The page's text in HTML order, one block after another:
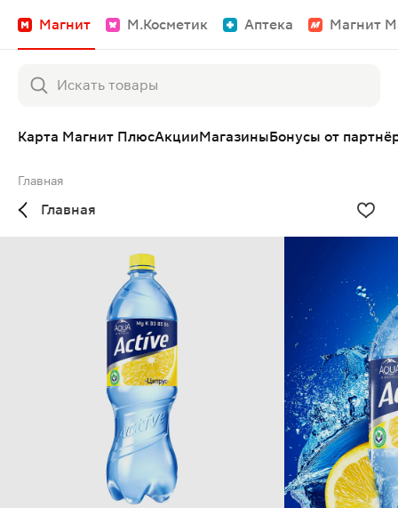
Магнит М.Косметик Аптека Магнит
Карта Магнит ПлюсАкцииМагазиныБонусы от
Главная
Главная